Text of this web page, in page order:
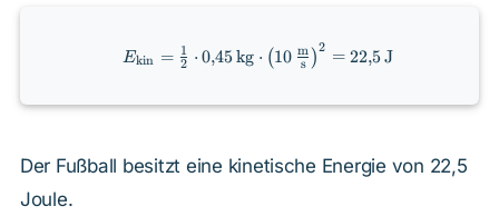
E_{\text{kin}} =
\frac{1}{2} \cdot
\cdot \left(10 \,
{\text{s}}\right)^2
= 22{,}5 \,
Ekin = 2
1 ⋅ 0,45kg ⋅ (10 s
m )2 = 22,5J
Der Fußball besitzt eine kinetische Energie von 22,5
Joule.